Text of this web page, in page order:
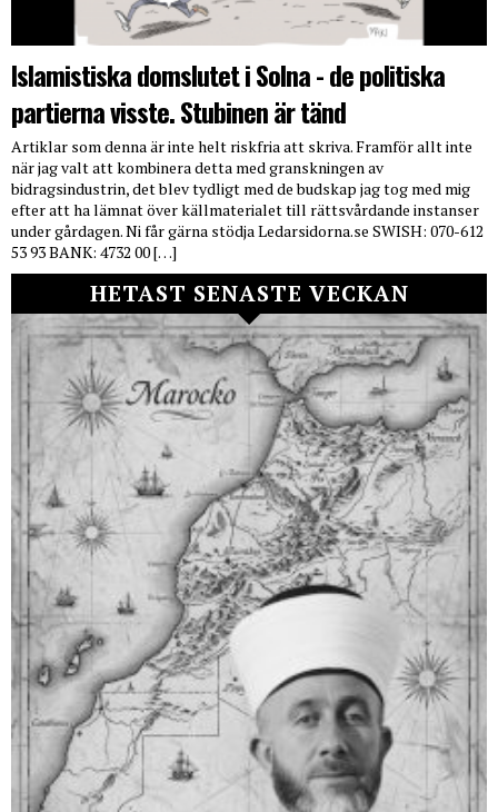
Islamistiska domslutet i Solna - de politiska
partierna visste. Stubinen är tänd
Artiklar som denna är inte helt riskfria att skriva. Framför allt inte
när jag valt att kombinera detta med granskningen av
bidragsindustrin, det blev tydligt med de budskap jag tog med mig
efter att ha lämnat över källmaterialet till rättsvårdande instanser
under gårdagen. Ni får gärna stödja Ledarsidorna.se SWISH: 070-612
53 93 BANK: 4732 00 […]
HETAST SENASTE VECKAN